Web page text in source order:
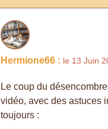
Hermione66 : le 13 Juin
Le coup du
vidéo, avec des astuces
toujours :